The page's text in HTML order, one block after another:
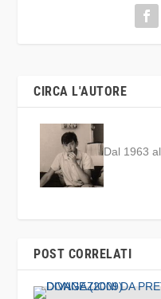
CIRCA L'AUTORE
Dal 1963
POST CORRELATI